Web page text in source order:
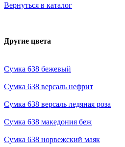
Вернуться в каталог
Другие цвета
Сумка 638 бежевый
Сумка 638 версаль нефрит
Сумка 638 версаль ледяная роза
Сумка 638 македония беж
Сумка 638 норвежский маяк